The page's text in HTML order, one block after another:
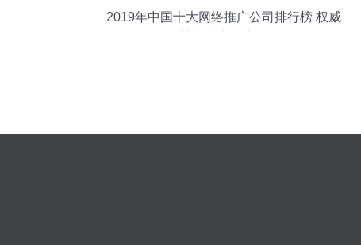
2019年中国十大网络推广公司排行榜 权威